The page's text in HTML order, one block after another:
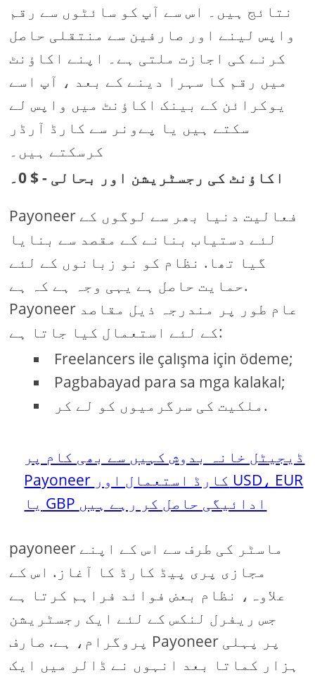
نتائج ہیں۔ اس سے آپ کو سائٹوں سے رقم
واپس لینے اور صارفین سے منتقلی حاصل
کرنے کی اجازت ملتی ہے۔ اپنے اکاؤنٹ
میں رقم کا سہرا دینے کے بعد ، آپ اسے
یوکرائن کے بینک اکاؤنٹ میں واپس لے
سکتے ہیں یا پےونر سے کارڈ آرڈر
کرسکتے ہیں۔
اکاؤنٹ کی رجسٹریشن اور بحالی - $ 0۔
Payoneer فعالیت دنیا بھر سے لوگوں کے
لئے دستیاب بنانے کے مقصد سے بنایا
گیا تھا. نظام کو نو زبانوں کے لئے
حمایت حاصل ہے یہی وجہ ہے کہ ہے.
Payoneer عام طور پر مندرجہ ذیل مقاصد
کے لئے استعمال کیا جاتا ہے:
Freelancers ile çalışma için ödeme;
Pagbabayad para sa mga kalakal;
ملکیت کی سرگرمیوں کو لے کر.
ڈیجیٹل خانہ بدوش کہیں سے بھی کام پر
Payoneer کارڈ استعمال اور USD، EUR
یا GBP ادائیگی حاصل کر رہے ہیں
payoneer ماسٹر کی طرف سے اس کے اپنے
مجازی پری پیڈ کارڈ کا آغاز. اس کے
علاوہ، نظام بعض فوائد فراہم کرتا ہے
جس ریفرل لنکس کے لئے ایک رجسٹریشن
پروگرام، ہے. صارف Payoneer پر پہلی
ہزار کماتا بعد انہوں نے ڈالر میں ایک